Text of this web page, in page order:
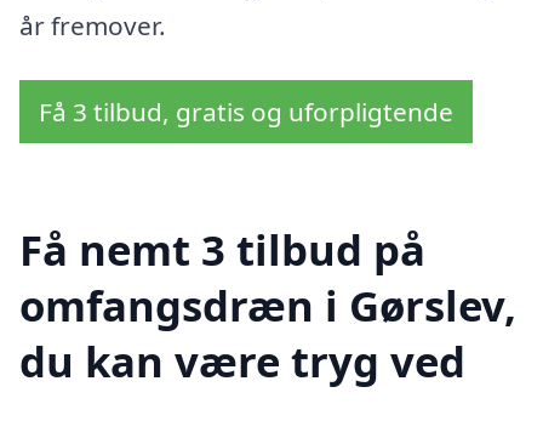
år fremover.
Få 3 tilbud, gratis og uforpligtende
Få nemt 3 tilbud på
omfangsdræn i Gørslev,
du kan være tryg ved